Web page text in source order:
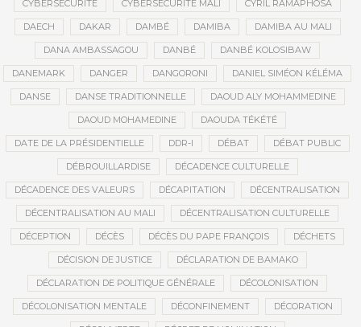
CYBERSÉCURITÉ CYBERSÉCURITÉ MALI CYRIL RAMAPHOSA
DAECH DAKAR DAMBÉ DAMIBA DAMIBA AU MALI
DANA AMBASSAGOU DANBÉ DANBÉ KOLOSIBAW
DANEMARK DANGER DANGORONI DANIEL SIMÉON KÉLÉMA
DANSE DANSE TRADITIONNELLE DAOUD ALY MOHAMMEDINE
DAOUD MOHAMEDINE DAOUDA TÉKÉTÉ
DATE DE LA PRÉSIDENTIELLE DDR-I DÉBAT DÉBAT PUBLIC
DÉBROUILLARDISE DÉCADENCE CULTURELLE
DÉCADENCE DES VALEURS DÉCAPITATION DÉCENTRALISATION
DÉCENTRALISATION AU MALI DÉCENTRALISATION CULTURELLE
DÉCEPTION DÉCÈS DÉCÈS DU PAPE FRANÇOIS DÉCHETS
DÉCISION DE JUSTICE DÉCLARATION DE BAMAKO
DÉCLARATION DE POLITIQUE GÉNÉRALE DÉCOLONISATION
DÉCOLONISATION MENTALE DÉCONFINEMENT DÉCORATION